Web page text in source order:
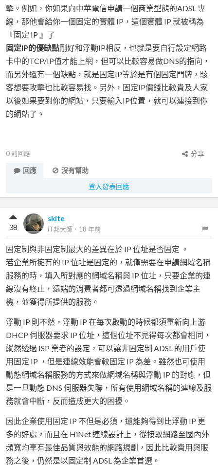
擊。例如，你如果向中華電信申請一個商業型態的ADSL 專
線，那他會給你一個固定的實體 IP，這個實體 IP 就被稱為
『固定 IP 』了
固定IP的優缺點剛好和浮動IP相反，也就是要自行設定網路
卡中的TCP/IP值才能上網，但可以比較容易做DNS的指向，
而另外還有一個缺點，就是固定IP等於是有個固定門牌，駭
客想要攻擊也比較容易找。另外，固定IP價錢比較貴及人家
以後如果要到你的網站，只要輸入IP位置，就可以連接到你
的網站了。
0 則回應
分享
回應
沒有幫助
登入發表回應
skite
iT邦大師 ． 18 年前
38
固定制與非固定制最大的差異在於 IP 位址是否固定 。
若企業所擁有的 IP 位址是固定的，就僅需要在申請網域名稱
服務的時，填入所對應的網域名稱與 IP 位址，只要企業的連
線沒有終止，遠端的消費者都可透過網域名稱找到企業主
機，並獲得所提供的服務。
浮動 IP 則不然，浮動 IP 在每次啟動的時候都須重新向上游
DHCP 伺服器要求 IP 位址，這個位址不見得每次都會相同，
縱然透過 ISP 業者的設定，可以讓非固定制 ADSL 的用戶使
用固定 IP ，但是連線效能會較固定 IP 為差。雖然也可使用
動態網域名稱服務的方式來做網域名稱與浮動 IP 的對應，但
是一旦動態 DNS 伺服器失聯，所有使用網域名稱的連線及服
務就會中斷，反而造成更大的困擾。
因此企業使用固定 IP 不但是必須，還能夠得到比浮動 IP 更
多的好處。而且在 HiNet 連線設計上，從接取網路至國內外
頻寬均享有最佳品質與效能的網路規劃，因此比較費用與服
務之後，仍然是以固定制 ADSL 為企業首選。